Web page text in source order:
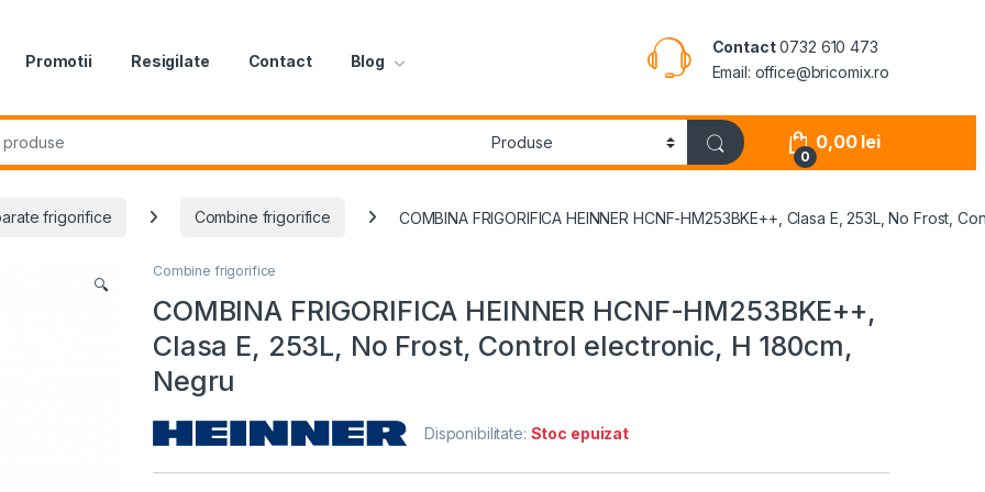
Promotii Resigilate Contact Blog
Contact0732 610 473
Email: office@bricomix.ro
0
0,00 lei
frigorifice Combine frigorifice COMBINA FRIGORIFICA HEINNER HCNF-HM253BKE++, Clasa E, 253L, No Frost,
🔍
Combine frigorifice
COMBINA FRIGORIFICA HEINNER HCNF-HM253BKE++,
Clasa E, 253L, No Frost, Control electronic, H 180cm,
Negru
Disponibilitate: Stoc epuizat